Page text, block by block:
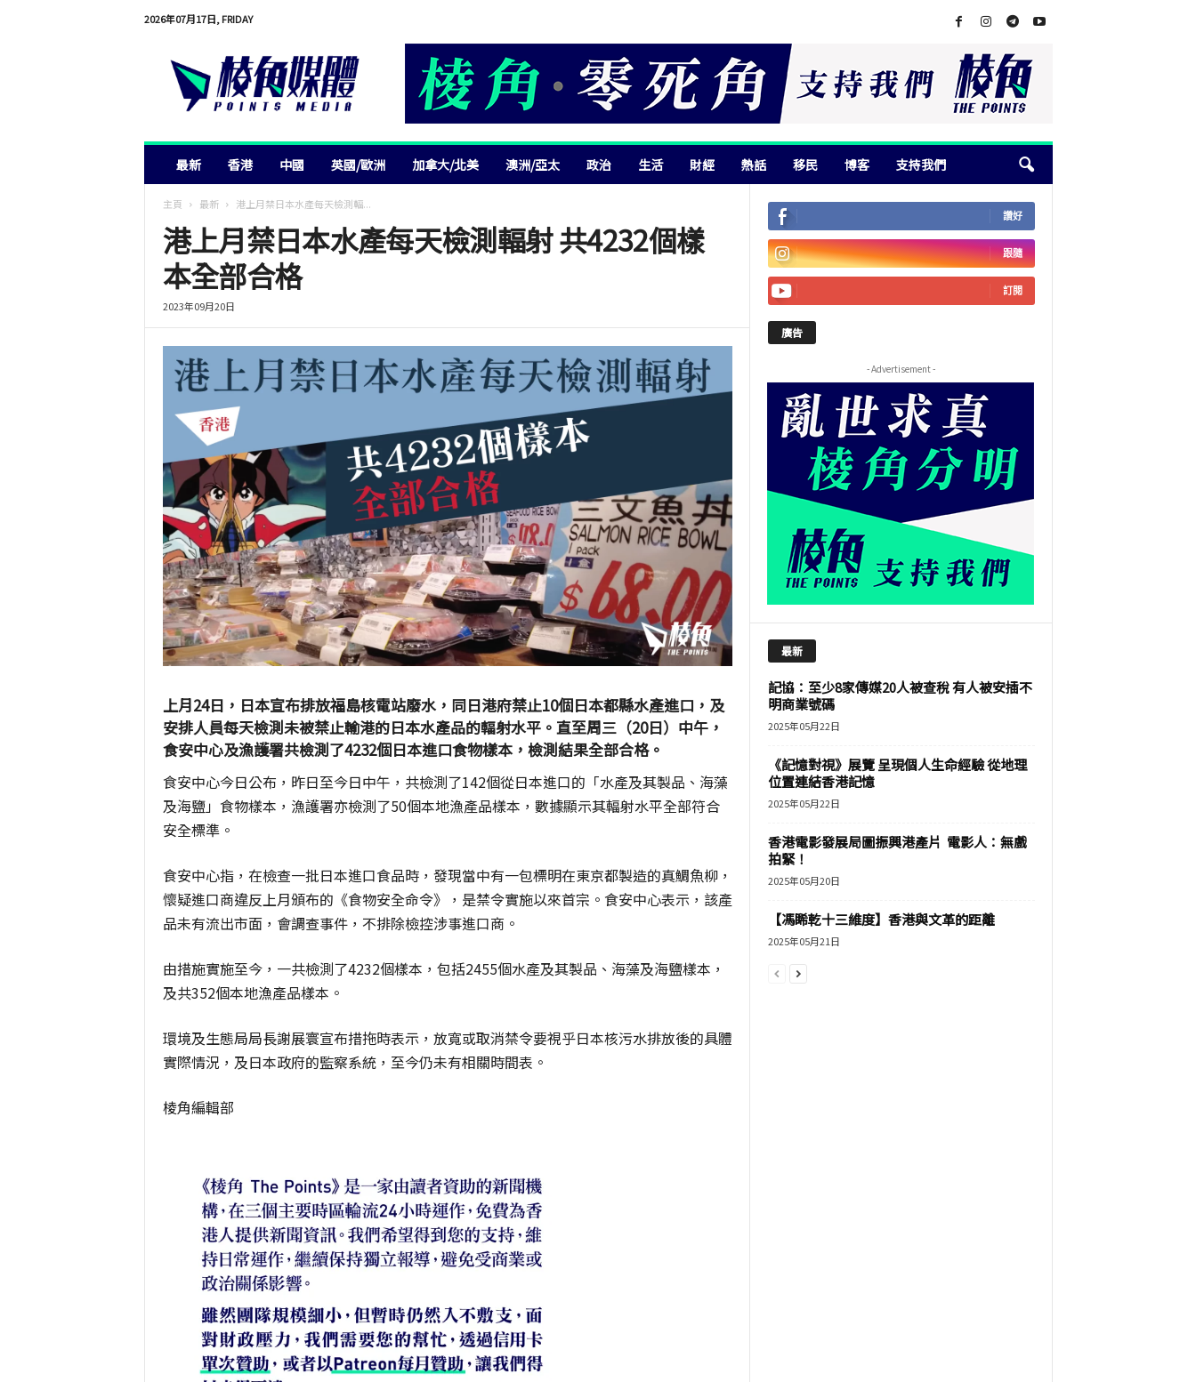
2026年07月17日, FRIDAY
最新 香港 中國 英國/歐洲 加拿大/北美 澳洲/亞太 政治 生活 財經 熱話 移民 博客 支持我們
主頁 最新 港上月禁日本水產每天檢測輻...
港上月禁日本水產每天檢測輻射 共4232個樣
本全部合格
2023年09月20日
上月24日，日本宣布排放福島核電站廢水，同日港府禁止10個日本都縣水產進口，及
安排人員每天檢測未被禁止輸港的日本水產品的輻射水平。直至周三（20日）中午，
食安中心及漁護署共檢測了4232個日本進口食物樣本，檢測結果全部合格。
食安中心今日公布，昨日至今日中午，共檢測了142個從日本進口的「水產及其製品、海藻
及海鹽」食物樣本，漁護署亦檢測了50個本地漁產品樣本，數據顯示其輻射水平全部符合
安全標準。
食安中心指，在檢查一批日本進口食品時，發現當中有一包標明在東京都製造的真鯛魚柳，
懷疑進口商違反上月頒布的《食物安全命令》，是禁令實施以來首宗。食安中心表示，該產
品未有流出市面，會調查事件，不排除檢控涉事進口商。
由措施實施至今，一共檢測了4232個樣本，包括2455個水產及其製品、海藻及海鹽樣本，
及共352個本地漁產品樣本。
環境及生態局局長謝展寰宣布措拖時表示，放寬或取消禁令要視乎日本核污水排放後的具體
實際情況，及日本政府的監察系統，至今仍未有相關時間表。
棱角編輯部
讚好
跟隨
訂閱
廣告
- Advertisement -
最新
記協：至少8家傳媒20人被查稅 有人被安插不
明商業號碼
2025年05月22日
《記憶對視》展覽 呈現個人生命經驗 從地理
位置連結香港記憶
2025年05月22日
香港電影發展局圖振興港產片 電影人：無戲
拍緊！
2025年05月20日
【馮睎乾十三維度】香港與文革的距離
2025年05月21日